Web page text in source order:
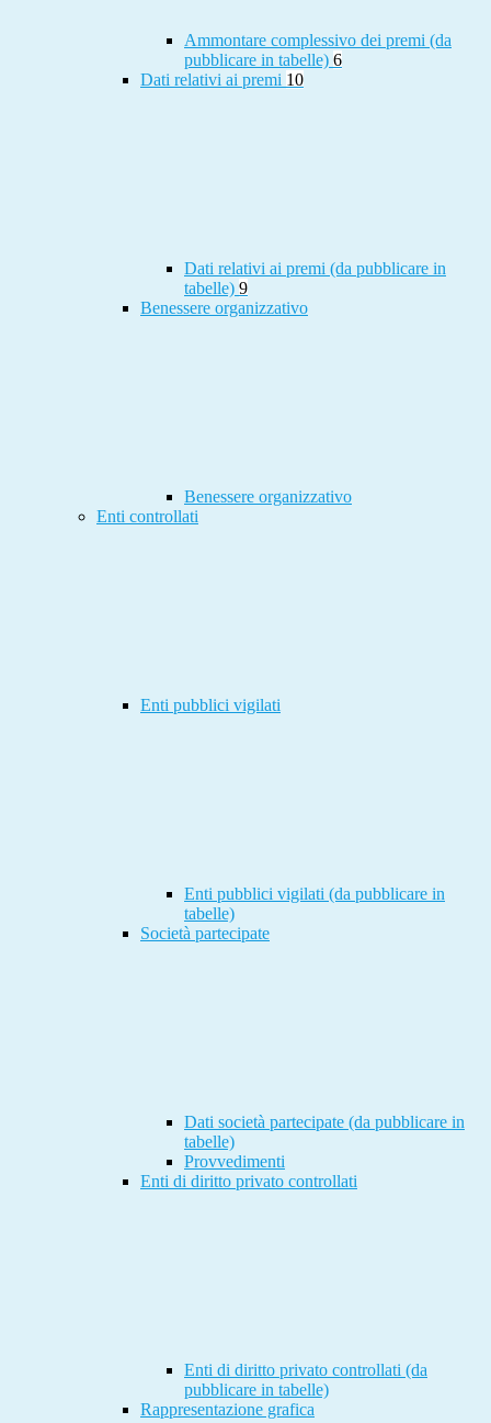
Ammontare complessivo dei premi (da
pubblicare in tabelle) 6
Dati relativi ai premi 10
Dati relativi ai premi (da pubblicare in
tabelle) 9
Benessere organizzativo
Benessere organizzativo
Enti controllati
Enti pubblici vigilati
Enti pubblici vigilati (da pubblicare in
tabelle)
Società partecipate
Dati società partecipate (da pubblicare in
tabelle)
Provvedimenti
Enti di diritto privato controllati
Enti di diritto privato controllati (da
pubblicare in tabelle)
Rappresentazione grafica